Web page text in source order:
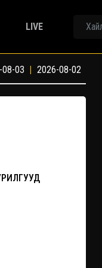
LIVE
03 | 2026-08-02